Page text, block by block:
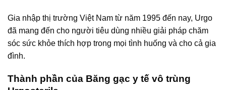
Gia nhập thị trường Việt Nam từ năm 1995 đến nay, Urgo
đã mang đến cho người tiêu dùng nhiều giải pháp chăm
sóc sức khỏe thích hợp trong mọi tình huống và cho cả gia
đình.
Thành phần của Băng gạc y tế vô trùng